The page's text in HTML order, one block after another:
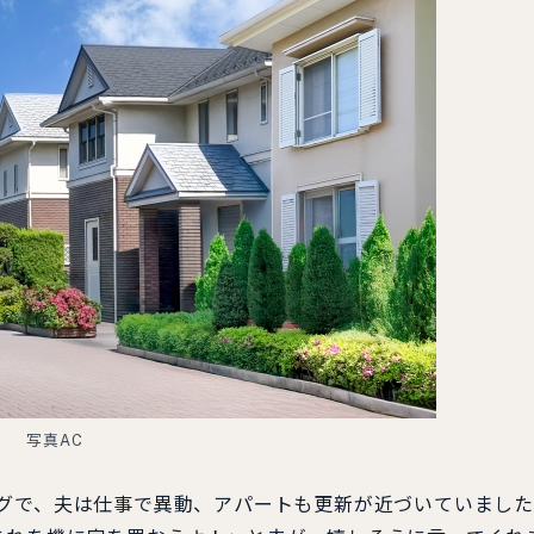
写真AC
、夫は仕事で異動、アパートも更新が近づいていまし